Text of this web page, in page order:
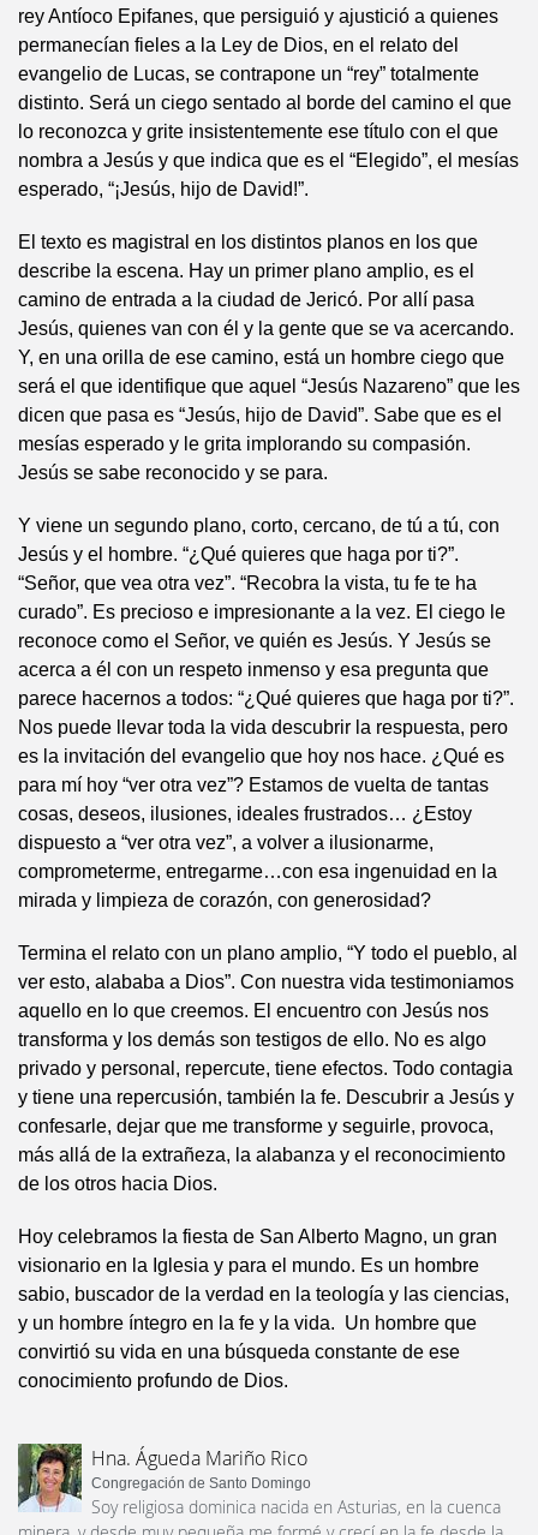
rey Antíoco Epifanes, que persiguió y ajustició a quienes
permanecían fieles a la Ley de Dios, en el relato del
evangelio de Lucas, se contrapone un “rey” totalmente
distinto. Será un ciego sentado al borde del camino el que
lo reconozca y grite insistentemente ese título con el que
nombra a Jesús y que indica que es el “Elegido”, el mesías
esperado, “¡Jesús, hijo de David!”.
El texto es magistral en los distintos planos en los que
describe la escena. Hay un primer plano amplio, es el
camino de entrada a la ciudad de Jericó. Por allí pasa
Jesús, quienes van con él y la gente que se va acercando.
Y, en una orilla de ese camino, está un hombre ciego que
será el que identifique que aquel “Jesús Nazareno” que les
dicen que pasa es “Jesús, hijo de David”. Sabe que es el
mesías esperado y le grita implorando su compasión.
Jesús se sabe reconocido y se para.
Y viene un segundo plano, corto, cercano, de tú a tú, con
Jesús y el hombre. “¿Qué quieres que haga por ti?”.
“Señor, que vea otra vez”. “Recobra la vista, tu fe te ha
curado”. Es precioso e impresionante a la vez. El ciego le
reconoce como el Señor, ve quién es Jesús. Y Jesús se
acerca a él con un respeto inmenso y esa pregunta que
parece hacernos a todos: “¿Qué quieres que haga por ti?”.
Nos puede llevar toda la vida descubrir la respuesta, pero
es la invitación del evangelio que hoy nos hace. ¿Qué es
para mí hoy “ver otra vez”? Estamos de vuelta de tantas
cosas, deseos, ilusiones, ideales frustrados… ¿Estoy
dispuesto a “ver otra vez”, a volver a ilusionarme,
comprometerme, entregarme…con esa ingenuidad en la
mirada y limpieza de corazón, con generosidad?
Termina el relato con un plano amplio, “Y todo el pueblo, al
ver esto, alababa a Dios”. Con nuestra vida testimoniamos
aquello en lo que creemos. El encuentro con Jesús nos
transforma y los demás son testigos de ello. No es algo
privado y personal, repercute, tiene efectos. Todo contagia
y tiene una repercusión, también la fe. Descubrir a Jesús y
confesarle, dejar que me transforme y seguirle, provoca,
más allá de la extrañeza, la alabanza y el reconocimiento
de los otros hacia Dios.
Hoy celebramos la fiesta de San Alberto Magno, un gran
visionario en la Iglesia y para el mundo. Es un hombre
sabio, buscador de la verdad en la teología y las ciencias,
y un hombre íntegro en la fe y la vida. Un hombre que
convirtió su vida en una búsqueda constante de ese
conocimiento profundo de Dios.
Hna. Águeda Mariño Rico
Congregación de Santo Domingo
Soy religiosa dominica nacida en Asturias, en la cuenca